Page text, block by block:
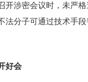
开涉密会议时，未严
法分子可通过技术手
好会